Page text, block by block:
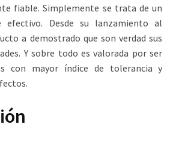
fiable. Simplemente se trata de un
efectivo. Desde su lanzamiento al
a demostrado que son verdad sus
Y sobre todo es valorada por ser
con mayor índice de tolerancia y